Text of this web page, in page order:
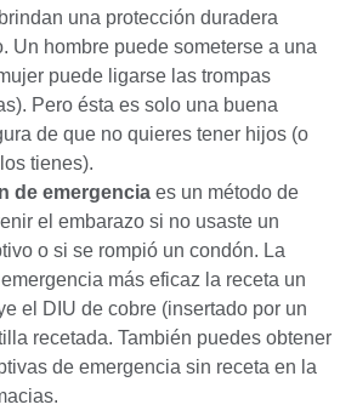
una protección duradera
Un hombre puede someterse a una
puede ligarse las trompas
Pero ésta es solo una buena
de que no quieres tener hijos (o
tienes).
de emergencia es un método de
el embarazo si no usaste un
o si se rompió un condón. La
más eficaz la receta un
el DIU de cobre (insertado por un
recetada. También puedes obtener
de emergencia sin receta en la